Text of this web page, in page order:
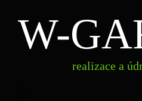
W-
GARDEN
realizace
a údržba
zahrad
W-
realizace a